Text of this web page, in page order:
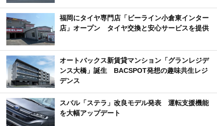
福岡にタイヤ専門店「ビーライン小倉東インター
店」オープン タイヤ交換と安心サービスを提供
オートバックス新賃貸マンション「グランレジデ
ンス大橋」誕生 BACSPOT発想の趣味共生レジ
デンス
スバル「ステラ」改良モデル発表 運転支援機能
を大幅アップデート